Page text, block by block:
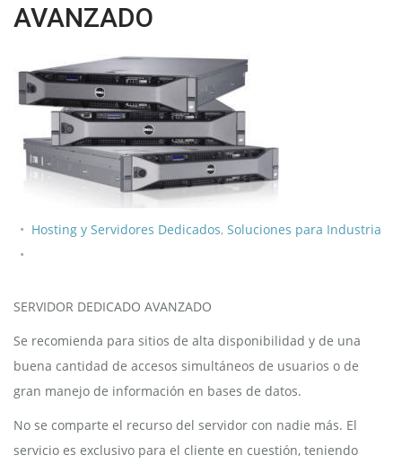
AVANZADO
Hosting y Servidores Dedicados, Soluciones para Industria
SERVIDOR DEDICADO AVANZADO
Se recomienda para sitios de alta disponibilidad y de una
buena cantidad de accesos simultáneos de usuarios o de
gran manejo de información en bases de datos.
No se comparte el recurso del servidor con nadie más. El
servicio es exclusivo para el cliente en cuestión, teniendo